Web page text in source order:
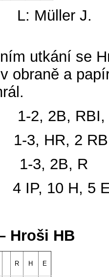
L:
utkání se
obraně a
2B, RBI,
3, HR, 2
2B, R
10 H, 5
– Hroši HB
R H E